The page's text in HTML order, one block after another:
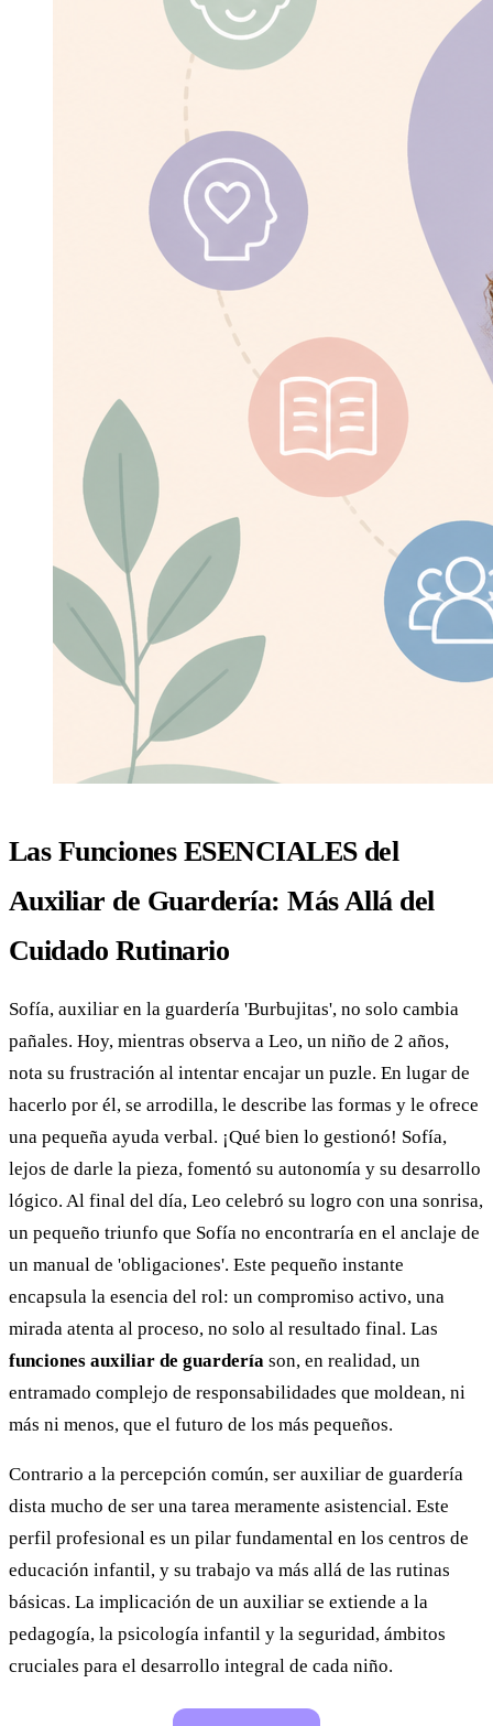
Las Funciones ESENCIALES del
Auxiliar de Guardería: Más Allá del
Cuidado Rutinario
Sofía, auxiliar en la guardería 'Burbujitas', no solo cambia
pañales. Hoy, mientras observa a Leo, un niño de 2 años,
nota su frustración al intentar encajar un puzle. En lugar de
hacerlo por él, se arrodilla, le describe las formas y le ofrece
una pequeña ayuda verbal. ¡Qué bien lo gestionó! Sofía,
lejos de darle la pieza, fomentó su autonomía y su desarrollo
lógico. Al final del día, Leo celebró su logro con una sonrisa,
un pequeño triunfo que Sofía no encontraría en el anclaje de
un manual de 'obligaciones'. Este pequeño instante
encapsula la esencia del rol: un compromiso activo, una
mirada atenta al proceso, no solo al resultado final. Las
funciones auxiliar de guardería son, en realidad, un
entramado complejo de responsabilidades que moldean, ni
más ni menos, que el futuro de los más pequeños.
Contrario a la percepción común, ser auxiliar de guardería
dista mucho de ser una tarea meramente asistencial. Este
perfil profesional es un pilar fundamental en los centros de
educación infantil, y su trabajo va más allá de las rutinas
básicas. La implicación de un auxiliar se extiende a la
pedagogía, la psicología infantil y la seguridad, ámbitos
cruciales para el desarrollo integral de cada niño.